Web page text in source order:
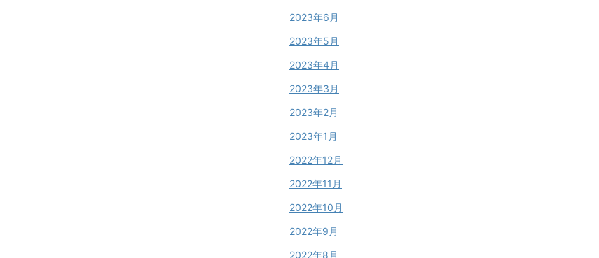
2023年6月
2023年5月
2023年4月
2023年3月
2023年2月
2023年1月
2022年12月
2022年11月
2022年10月
2022年9月
2022年8月